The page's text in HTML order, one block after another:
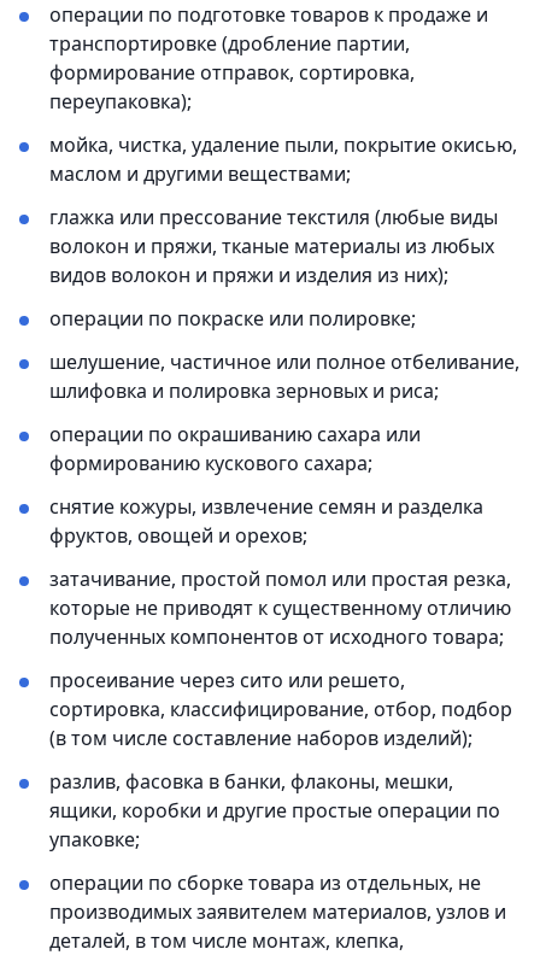
операции по подготовке товаров к продаже и
транспортировке (дробление партии,
формирование отправок, сортировка,
переупаковка);
мойка, чистка, удаление пыли, покрытие окисью,
маслом и другими веществами;
глажка или прессование текстиля (любые виды
волокон и пряжи, тканые материалы из любых
видов волокон и пряжи и изделия из них);
операции по покраске или полировке;
шелушение, частичное или полное отбеливание,
шлифовка и полировка зерновых и риса;
операции по окрашиванию сахара или
формированию кускового сахара;
снятие кожуры, извлечение семян и разделка
фруктов, овощей и орехов;
затачивание, простой помол или простая резка,
которые не приводят к существенному отличию
полученных компонентов от исходного товара;
просеивание через сито или решето,
сортировка, классифицирование, отбор, подбор
(в том числе составление наборов изделий);
разлив, фасовка в банки, флаконы, мешки,
ящики, коробки и другие простые операции по
упаковке;
операции по сборке товара из отдельных, не
производимых заявителем материалов, узлов и
деталей, в том числе монтаж, клепка,